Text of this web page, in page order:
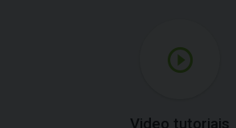
Video tutoriais